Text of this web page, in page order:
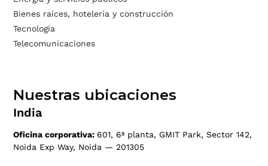
Bienes raíces, hotelería y construcción
Tecnología
Telecomunicaciones
Nuestras ubicaciones
India
Oficina corporativa: 601, 6ª planta, GMIT Park, Sector 142,
Noida Exp Way, Noida — 201305